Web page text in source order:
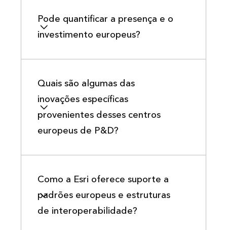
Pode quantificar a presença e o
investimento europeus?
Quais são algumas das
inovações específicas
provenientes desses centros
europeus de P&D?
Como a Esri oferece suporte a
padrões europeus e estruturas
de interoperabilidade?